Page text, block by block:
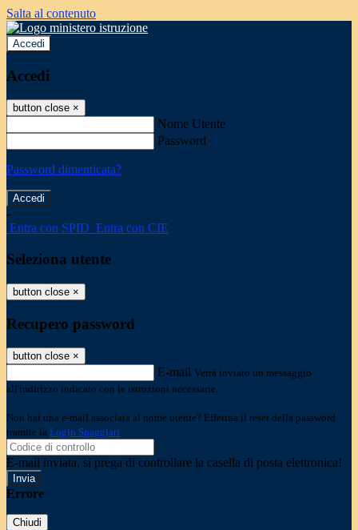
Salta al contenuto
Accedi
Accedi
button close ×
Nome Utente
Password
Password dimenticata?
-
Entra con SPID Entra con CIE
Seleziona utente
button close ×
Recupero password
button close ×
E-mail Verrà inviato un messaggio
all'indirizzo indicato con le istruzioni necessarie.
Non hai una e-mail associata al nome utente? Effettua il reset della password
tramite la Login Spaggiari
E-mail inviata, si prega di controllare la casella di posta elettronica!
Errore
Chiudi